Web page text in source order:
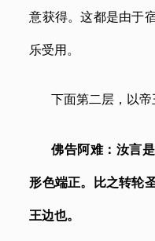
意获得。这都是由于
乐受用。
下面第二层，以帝
佛告阿难：汝言
形色端正。比之转轮
王边也。